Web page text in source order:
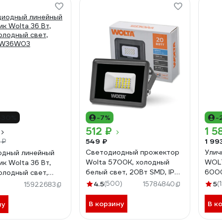
₽
линейный
Wolta 36 Вт,
свет,
15922683
-7%
512 ₽
549 ₽
Светодиодный прожектор
Wolta 5700K, холодный
белый свет, 20Вт SMD, IP
65, IK08, WFL-20W/06
4.5(500) 15784840
В корзину
-
1
1
5
В